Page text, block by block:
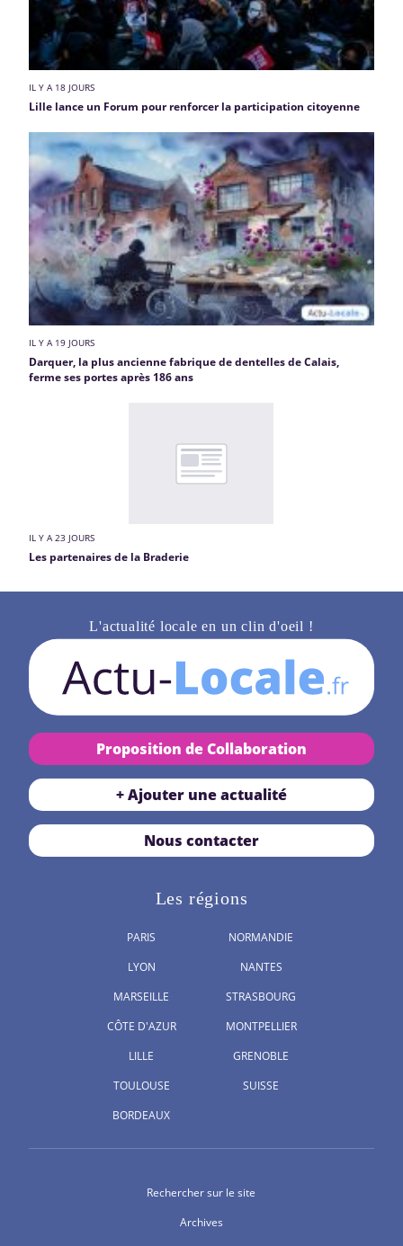
IL Y A 18 JOURS
Lille lance un Forum pour renforcer la participation citoyenne
IL Y A 19 JOURS
Darquer, la plus ancienne fabrique de dentelles de Calais,
ferme ses portes après 186 ans
IL Y A 23 JOURS
Les partenaires de la Braderie
L'actualité locale en un clin d'oeil !
Proposition de Collaboration
+ Ajouter une actualité
Nous contacter
Les régions
PARIS
LYON
MARSEILLE
CÔTE D'AZUR
LILLE
TOULOUSE
BORDEAUX
NORMANDIE
NANTES
STRASBOURG
MONTPELLIER
GRENOBLE
SUISSE
Rechercher sur le site
Archives